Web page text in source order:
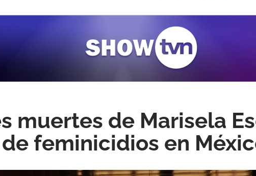
muertes de Marisela
feminicidios en